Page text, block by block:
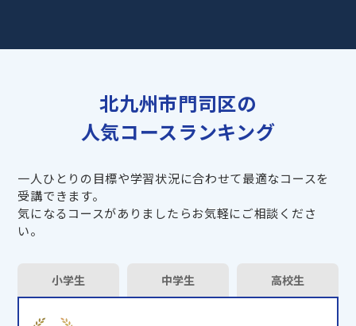
北九州市門司区の
人気コースランキング
一人ひとりの目標や学習状況に合わせて最適なコースを
受講できます。
気になるコースがありましたらお気軽にご相談くださ
い。
小学生 中学生 高校生